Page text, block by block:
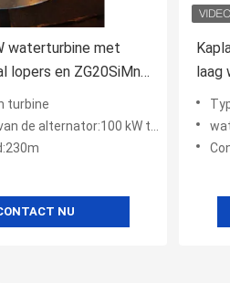
waterturbine met
lopers en ZG20SiMn
turbine
alternator:100 kW tot 1000 kW
NU